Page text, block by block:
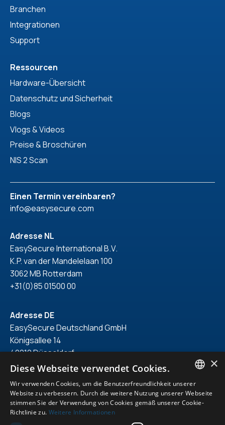
Branchen
Integrationen
Support
Ressourcen
Hardware-Übersicht
Datenschutz und Sicherheit
Blogs
Vlogs & Videos
Preise & Broschüren
NIS 2 Scan
Einen Termin vereinbaren?
info@easysecure.com
Adresse NL
EasySecure International B.V.
K.P. van der Mandelelaan 100
3062 MB Rotterdam
+31(0)85 01500 00
Adresse DE
EasySecure Deutschland GmbH
Königsallee 14
40212 Düsseldorf
+49(0)211 418 71 150
ENGLISH
DUTCH
×
Diese Webseite verwendet Cookies.
Wir verwenden Cookies, um die Benutzerfreundlichkeit unserer
Website zu verbessern. Durch die weitere Nutzung unserer Webseite
stimmen Sie der Verwendung von Cookies gemäß unserer Cookie-
Richtlinie zu. Weitere Informationen